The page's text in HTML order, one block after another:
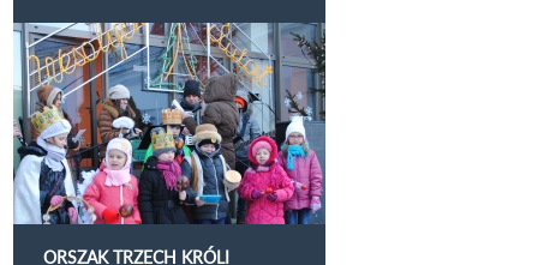
ORSZAK TRZECH KRÓLI
Obejrzyj galerię zdjęć Orszak Trzech Króli 2017